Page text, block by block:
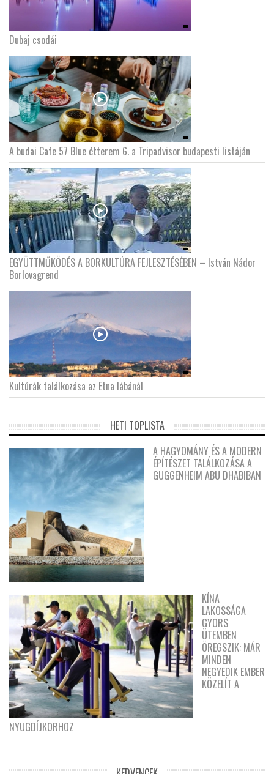
Dubaj csodái
A budai Cafe 57 Blue étterem 6. a Tripadvisor budapesti listáján
EGYÜTTMŰKÖDÉS A BORKULTÚRA FEJLESZTÉSÉBEN – István Nádor
Borlovagrend
Kultúrák találkozása az Etna lábánál
HETI TOPLISTA
A HAGYOMÁNY ÉS A MODERN
ÉPÍTÉSZET TALÁLKOZÁSA A
GUGGENHEIM ABU DHABIBAN
KÍNA
LAKOSSÁGA
GYORS
ÜTEMBEN
ÖREGSZIK: MÁR
MINDEN
NEGYEDIK EMBER
KÖZELÍT A
NYUGDÍJKORHOZ